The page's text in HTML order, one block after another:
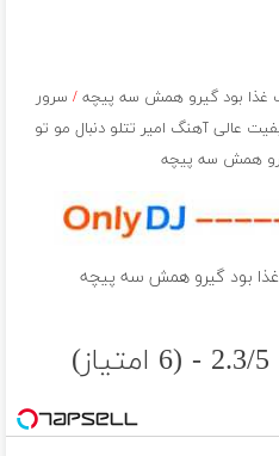
غذا بود گيرو همش سه پيچه /سرور
عالی آهنگ امیر تتلو دنبال مو تو
همش سه پيچه
غذا بود گيرو همش سه پيچه
2.3/5 - (6 امتیاز)